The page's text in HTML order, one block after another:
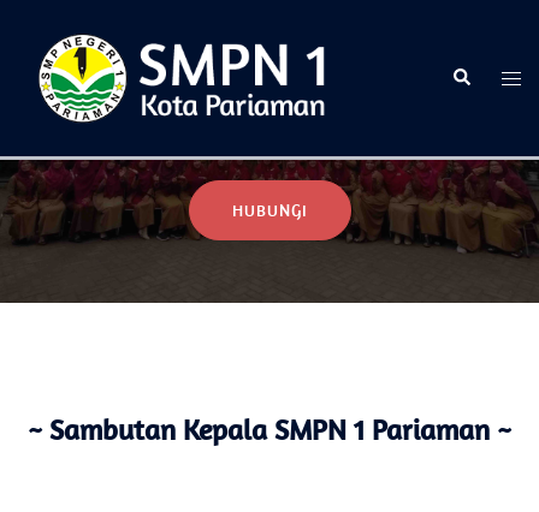
HUBUNGI
~ Sambutan Kepala SMPN 1 Pariaman ~